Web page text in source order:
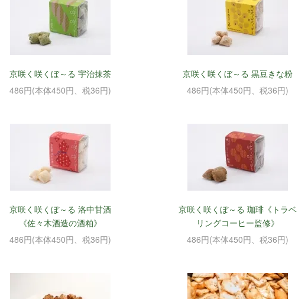
京咲く咲くぼ～る 宇治抹茶
486円(本体450円、税36円)
京咲く咲くぼ～る 黒豆きな粉
486円(本体450円、税36円)
京咲く咲くぼ～る 洛中甘酒
《佐々木酒造の酒粕》
486円(本体450円、税36円)
京咲く咲くぼ～る 珈琲《トラベ
リングコーヒー監修》
486円(本体450円、税36円)